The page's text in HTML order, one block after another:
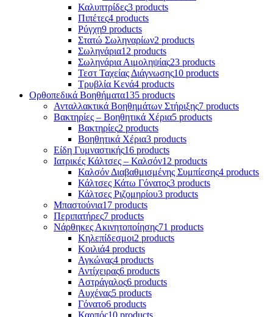
Καλυπτρίδες3 products
Πιπέτες4 products
Ρύγχη9 products
Στατώ Σωληναρίων2 products
Σωληνάρια12 products
Σωληνάρια Αιμοληψίας23 products
Τεστ Ταχείας Διάγνωσης10 products
Τρυβλία Κενά4 products
Ορθοπεδικά Βοηθήματα135 products
Ανταλλακτικά Βοηθημάτων Στήριξης7 products
Βακτηρίες – Βοηθητικά Χέρια5 products
Βακτηρίες2 products
Βοηθητικά Χέρια3 products
Είδη Γυμναστικής16 products
Ιατρικές Κάλτσες – Καλσόν12 products
Καλσόν Διαβαθμισμένης Συμπίεσης4 products
Κάλτσες Κάτω Γόνατος3 products
Κάλτσες Ριζομηρίου3 products
Μπαστούνια17 products
Περιπατήρες7 products
Νάρθηκες Ακινητοποίησης71 products
Κηλεπίδεσμοι2 products
Κοιλιά4 products
Αγκώνας4 products
Αντίχειρας6 products
Αστράγαλος6 products
Αυχένας5 products
Γόνατο6 products
Καρπός10 products